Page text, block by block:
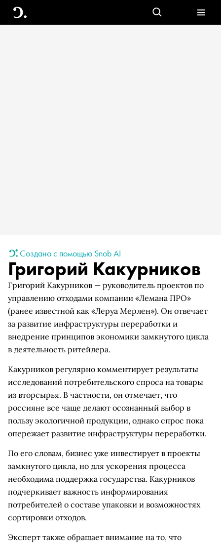
Создано с помощью Snob AI
Григорий Какурников
Григорий Какурников — руководитель проектов по
управлению отходами компании «Лемана ПРО»
(ранее известной как «Леруа Мерлен»). Он отвечает
за развитие инфраструктуры переработки и
внедрение принципов экономики замкнутого цикла
в деятельность ритейлера.
Какурников регулярно комментирует результаты
исследований потребительского спроса на товары
из вторсырья. В частности, он отмечает, что
россияне все чаще делают осознанный выбор в
пользу экологичной продукции, однако спрос пока
опережает развитие инфраструктуры переработки.
По его словам, бизнес уже инвестирует в проекты
замкнутого цикла, но для ускорения процесса
необходима поддержка государства. Какурников
подчеркивает важность информирования
потребителей о составе упаковки и возможностях
сортировки отходов.
Эксперт также обращает внимание на то, что